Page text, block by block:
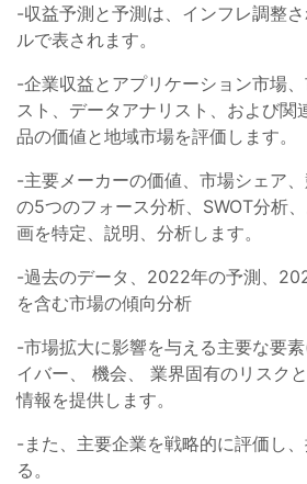
-収益予測と予測は、インフレ調整
ルで表されます。
-企業収益とアプリケーション市場
スト、データアナリスト、および関
品の価値と地域市場を評価します。
-主要メーカーの価値、市場シェア
の5つのフォース分析、SWOT分析
画を特定、説明、分析します。
-過去のデータ、2022年の予測、
を含む市場の傾向分析
-市場拡大に影響を与える主要な要
イバー、 機会、 業界固有のリスク
情報を提供します。
-また、主要企業を戦略的に評価し
る。